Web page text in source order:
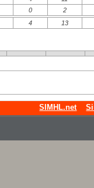
0
2
4 13
SIMHL.net